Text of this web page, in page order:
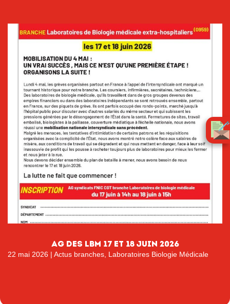
AG DES LBM 17 ET 18 JUIN 2026
22 mai 2026 | Actus branches Laboratoires Biologie Médicale